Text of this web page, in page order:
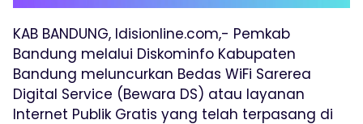
KAB BANDUNG, Idisionline.com,- Pemkab
Bandung melalui Diskominfo Kabupaten
Bandung meluncurkan Bedas WiFi Sarerea
Digital Service (Bewara DS) atau layanan
Internet Publik Gratis yang telah terpasang di